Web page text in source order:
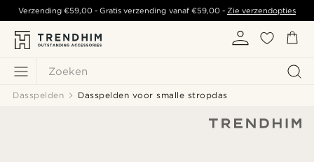
Zoeken
Verzending€59,00 - Gratis verzending vanaf €59,00- Zie verzendopties
Dasspelden Dasspelden voor smalle stropdas